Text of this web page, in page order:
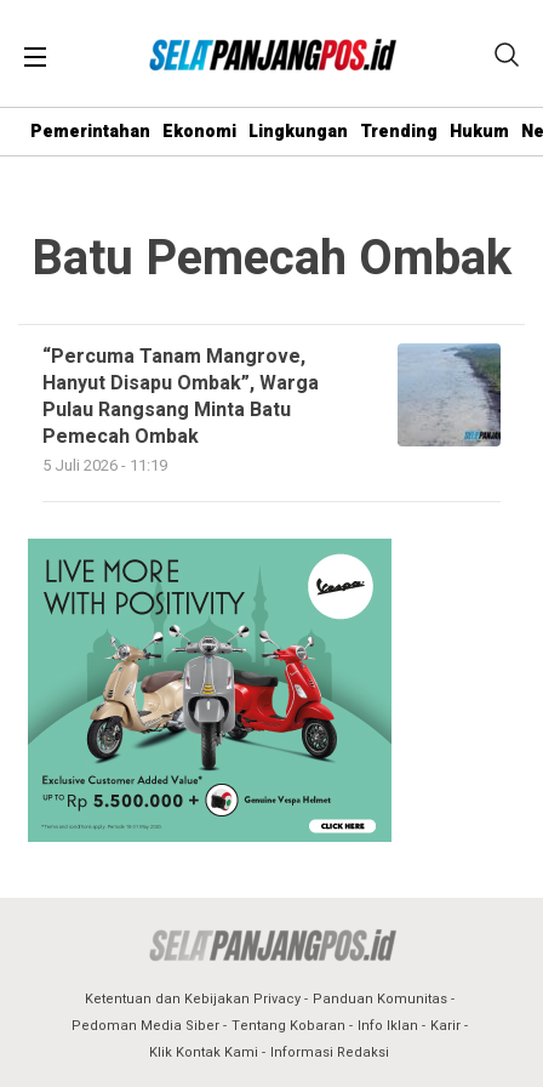
Pemerintahan Ekonomi Lingkungan Trending Hukum
Batu Pemecah Ombak
“Percuma Tanam Mangrove,
Hanyut Disapu Ombak”, Warga
Pulau Rangsang Minta Batu
Pemecah Ombak
5 Juli 2026 - 11:19
Ketentuan dan Kebijakan Privacy
Panduan Komunitas
Pedoman Media Siber
Tentang Kobaran Info Iklan
Karir
Klik Kontak Kami
Informasi Redaksi